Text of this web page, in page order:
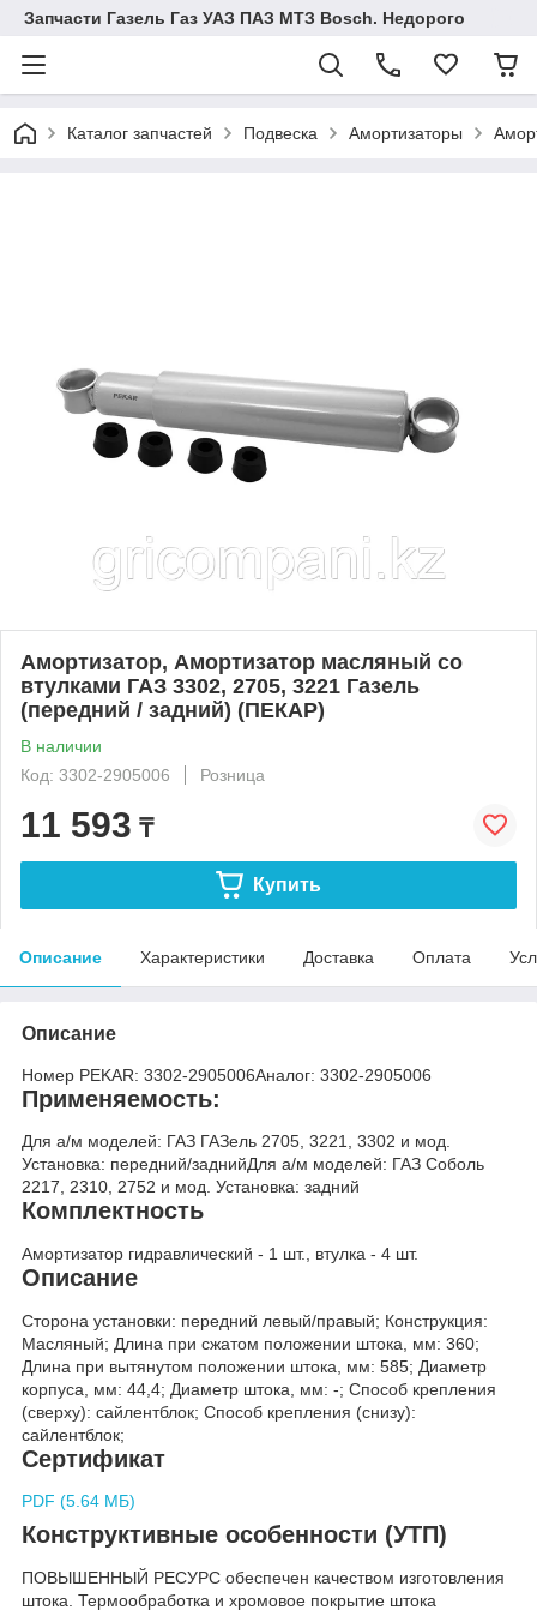
Запчасти Газель Газ УАЗ ПАЗ МТЗ Bosch. Недорого
Каталог запчастей Подвеска Амортизаторы
Амортизатор, Амортизатор масляный со
втулками ГАЗ 3302, 2705, 3221 Газель
(передний / задний) (ПЕКАР)
В наличии
Код: 3302-2905006
Розница
11 593 ₸
Купить
Описание Характеристики Доставка Оплата
Описание
Номер PEKAR: 3302-2905006Аналог: 3302-2905006
Применяемость:
Для а/м моделей: ГАЗ ГАЗель 2705, 3221, 3302 и мод.
Установка: передний/заднийДля а/м моделей: ГАЗ Соболь
2217, 2310, 2752 и мод. Установка: задний
Комплектность
Амортизатор гидравлический - 1 шт., втулка - 4 шт.
Описание
Сторона установки: передний левый/правый; Конструкция:
Масляный; Длина при сжатом положении штока, мм: 360;
Длина при вытянутом положении штока, мм: 585; Диаметр
корпуса, мм: 44,4; Диаметр штока, мм: -; Способ крепления
(сверху): сайлентблок; Способ крепления (снизу):
сайлентблок;
Сертификат
PDF (5.64 МБ)
Конструктивные особенности (УТП)
ПОВЫШЕННЫЙ РЕСУРС обеспечен качеством изготовления
штока. Термообработка и хромовое покрытие штока